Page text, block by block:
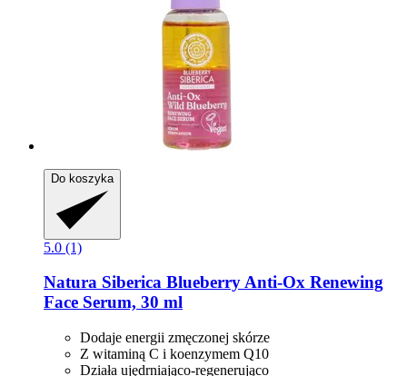
Do koszyka
5.0 (1)
Natura Siberica Blueberry Anti-​Ox Renewing
Face Serum, 30 ml
Dodaje energii zmęczonej skórze
Z witaminą C i koenzymem Q10
Działa ujędrniająco-regenerująco